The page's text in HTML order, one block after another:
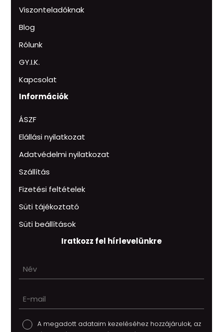
Viszonteladóknak
Blog
Rólunk
GY.I.K.
Kapcsolat
Információk
ÁSZF
Elállási nyilatkozat
Adatvédelmi nyilatkozat
Szállítás
Fizetési feltételek
Süti tájékoztató
Süti beállítások
Iratkozz fel hírlevelünkre
A megadott adataim kezeléséhez hozzájárulok, az